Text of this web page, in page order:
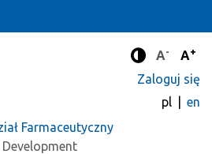
Tryb
A- A+
Zaloguj się
pl
en
Farmaceutyczny